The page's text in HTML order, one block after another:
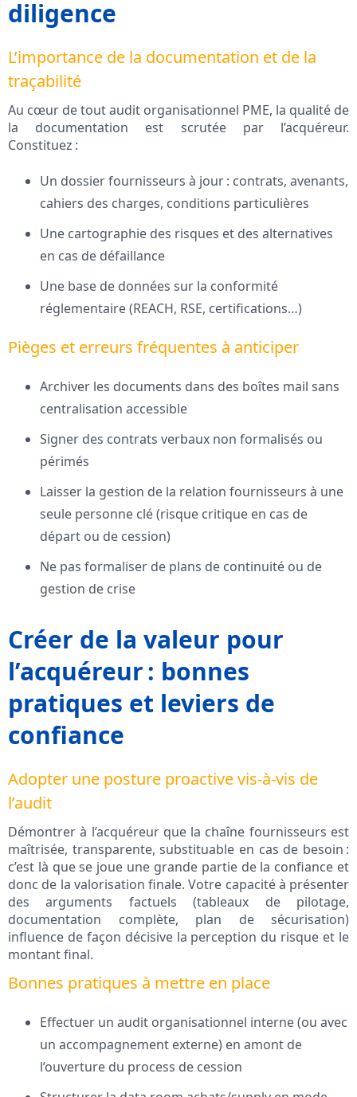
diligence
L’importance de la documentation et de la
traçabilité
Au cœur de tout audit organisationnel PME, la qualité de
la documentation est scrutée par l’acquéreur.
Constituez :
Un dossier fournisseurs à jour : contrats, avenants,
cahiers des charges, conditions particulières
Une cartographie des risques et des alternatives
en cas de défaillance
Une base de données sur la conformité
réglementaire (REACH, RSE, certifications…)
Pièges et erreurs fréquentes à anticiper
Archiver les documents dans des boîtes mail sans
centralisation accessible
Signer des contrats verbaux non formalisés ou
périmés
Laisser la gestion de la relation fournisseurs à une
seule personne clé (risque critique en cas de
départ ou de cession)
Ne pas formaliser de plans de continuité ou de
gestion de crise
Créer de la valeur pour
l’acquéreur : bonnes
pratiques et leviers de
confiance
Adopter une posture proactive vis-à-vis de
l’audit
Démontrer à l’acquéreur que la chaîne fournisseurs est
maîtrisée, transparente, substituable en cas de besoin :
c’est là que se joue une grande partie de la confiance et
donc de la valorisation finale. Votre capacité à présenter
des arguments factuels (tableaux de pilotage,
documentation complète, plan de sécurisation)
influence de façon décisive la perception du risque et le
montant final.
Bonnes pratiques à mettre en place
Effectuer un audit organisationnel interne (ou avec
un accompagnement externe) en amont de
l’ouverture du process de cession